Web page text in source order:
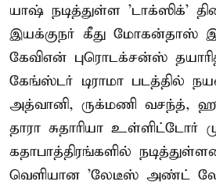
யாஷ் நடித்துள்ள 'டாக்ஸிக்'
இயக்குநர் கீது மோகன்தாஸ்
கேவிஎன் புரொடக்சன்ஸ்
கேங்ஸ்டர் டிராமா படத்தில்
அத்வானி, ருக்மணி வசந்த்,
தாரா சுதாரியா உள்ளிட்டோர்
கதாபாத்திரங்களில்
வெளியான 'லேடீஸ் அண்ட்